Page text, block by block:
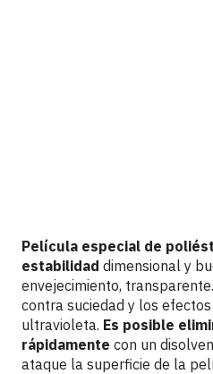
Película especial de
estabilidad dimensional y
envejecimiento,
contra suciedad y los
ultravioleta. Es posible
rápidamente con un
ataque la superficie de la